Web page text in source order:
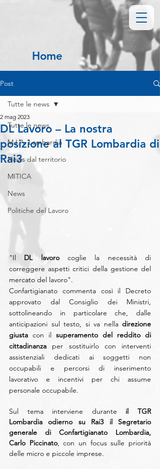
Home
Post
Tutte le news
M.I.A. Lombardia
News dal territorio
MITICA
News
Politiche del Lavoro
Tutte le news
DL Lavoro – La nostra
posizione al TGR Lombardia di
Rai3
2 mag 2023
"Il DL lavoro coglie la necessità di
correggere aspetti critici della gestione del
mercato del lavoro".
Confartigianato commenta così il Decreto
approvato dal Consiglio dei Ministri,
sottolineando in particolare che, dalle
anticipazioni sul testo, si va nella direzione
giusta con il superamento del reddito di
cittadinanza per sostituirlo con interventi
assistenziali dedicati ai soggetti non
occupabili e percorsi di inserimento
lavorativo e incentivi per chi assume
personale occupabile.
Sul tema interviene durante il TGR
Lombardia odierno su Rai3 il Segretario
generale di Confartigianato Lombardia,
Carlo Piccinato, con un focus sulle priorità
delle micro e piccole imprese.